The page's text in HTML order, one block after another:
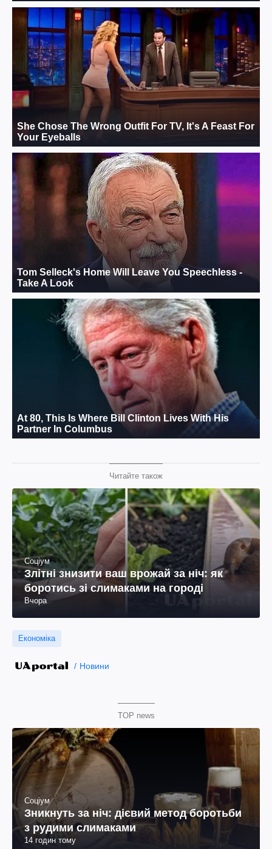
Читайте також
Соціум
Злітні знизити ваш врожай за ніч: як
боротись зі слимаками на городі
Вчора
Економіка
Новини
TOP news
Соціум
Зникнуть за ніч: дієвий метод боротьби
з рудими слимаками
14 годин тому